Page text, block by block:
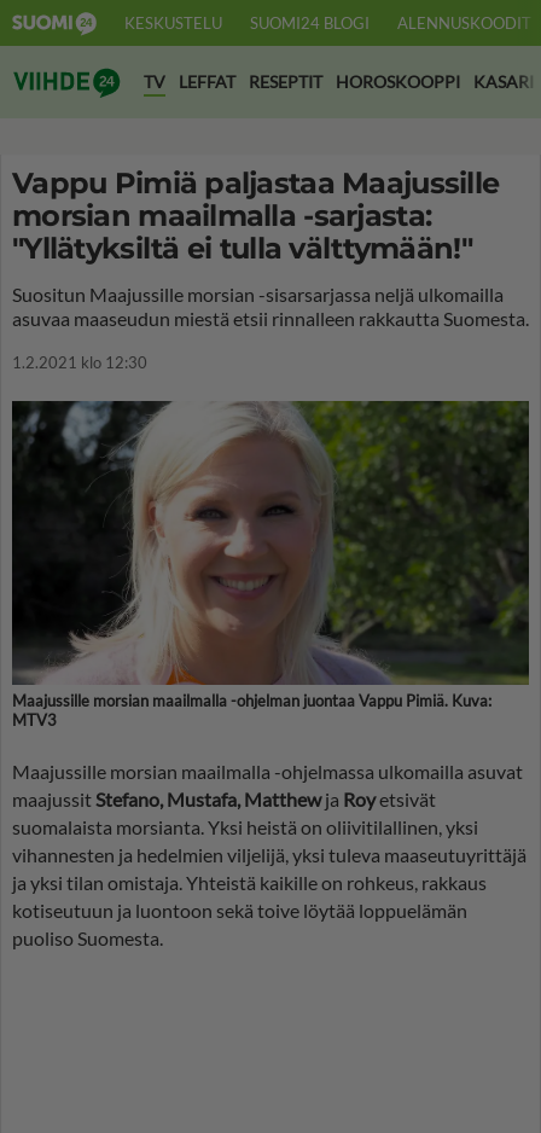
KESKUSTELU SUOMI24 BLOGI ALENNUSKOODIT
Suomi24 Viihde
TV LEFFAT RESEPTIT HOROSKOOPPI KASARI
Vappu Pimiä paljastaa Maajussille
morsian maailmalla -sarjasta:
"Yllätyksiltä ei tulla välttymään!"
Suositun Maajussille morsian -sisarsarjassa neljä ulkomailla
asuvaa maaseudun miestä etsii rinnalleen rakkautta Suomesta.
1.2.2021 klo 12:30
Maajussille morsian maailmalla -ohjelman juontaa Vappu Pimiä. Kuva:
MTV3
Maajussille morsian maailmalla -ohjelmassa ulkomailla asuvat
maajussitStefano, Mustafa, Matthewja Royetsivät
suomalaista morsianta. Yksi heistä on oliivitilallinen, yksi
vihannesten ja hedelmien viljelijä, yksi tuleva maaseutuyrittäjä
ja yksi tilan omistaja. Yhteistä kaikille on rohkeus, rakkaus
kotiseutuun ja luontoon sekä toive löytää loppuelämän
puoliso Suomesta.